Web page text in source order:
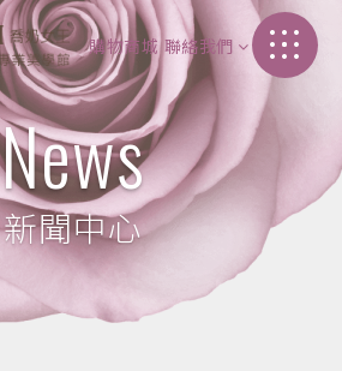
購物商城 聯絡我們
加盟介紹
聯絡我們
News
新聞中心